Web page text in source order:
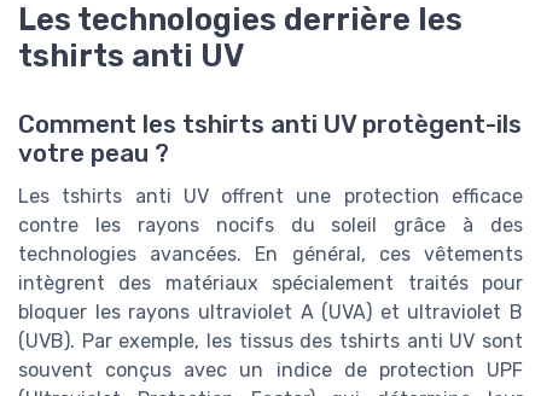
Les technologies derrière les
tshirts anti UV
Comment les tshirts anti UV protègent-ils
votre peau ?
Les tshirts anti UV offrent une protection efficace
contre les rayons nocifs du soleil grâce à des
technologies avancées. En général, ces vêtements
intègrent des matériaux spécialement traités pour
bloquer les rayons ultraviolet A (UVA) et ultraviolet B
(UVB). Par exemple, les tissus des tshirts anti UV sont
souvent conçus avec un indice de protection UPF